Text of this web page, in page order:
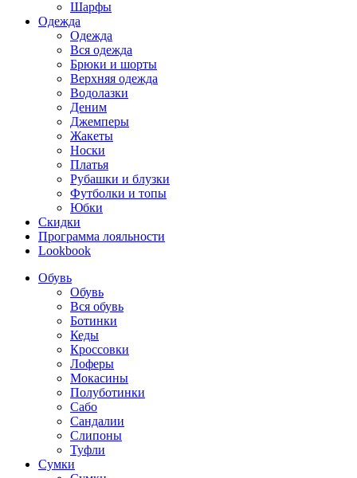
Шарфы
Одежда
Одежда
Вся одежда
Брюки и шорты
Верхняя одежда
Водолазки
Деним
Джемперы
Жакеты
Носки
Платья
Рубашки и блузки
Футболки и топы
Юбки
Скидки
Программа лояльности
Lookbook
Обувь
Обувь
Вся обувь
Ботинки
Кеды
Кроссовки
Лоферы
Мокасины
Полуботинки
Сабо
Сандалии
Слипоны
Туфли
Сумки